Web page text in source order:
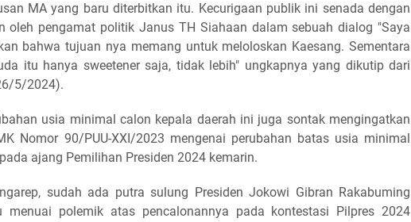
MA yang baru diterbitkan itu. Kecurigaan publik ini senada dengan
oleh pengamat politik Janus TH Siahaan dalam sebuah dialog "Saya
bahwa tujuan nya memang untuk meloloskan Kaesang. Sementara
itu hanya sweetener saja, tidak lebih" ungkapnya yang dikutip dari
5/2024).
usia minimal calon kepala daerah ini juga sontak mengingatkan
Nomor 90/PUU-XXI/2023 mengenai perubahan batas usia minimal
ajang Pemilihan Presiden 2024 kemarin.
sudah ada putra sulung Presiden Jokowi Gibran Rakabuming
menuai polemik atas pencalonannya pada kontestasi Pilpres 2024